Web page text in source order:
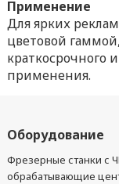
Применение
Для ярких
цветовой
краткосрочного
применения.
Оборудование
Фрезерные станки с
обрабатывающие